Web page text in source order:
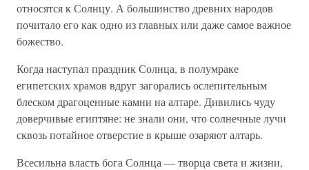
относятся к Солнцу. А большинство древних народов
почитало его как одно из главных или даже самое важное
божество.
Когда наступал праздник Солнца, в полумраке
египетских храмов вдруг загорались ослепительным
блеском драгоценные камни на алтаре. Дивились чуду
доверчивые египтяне: не знали они, что солнечные лучи
сквозь потайное отверстие в крыше озаряют алтарь.
Всесильна власть бога Солнца — творца света и жизни,